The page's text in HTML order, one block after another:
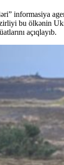
informasiya
bu ölkənin
açıqlayıb.